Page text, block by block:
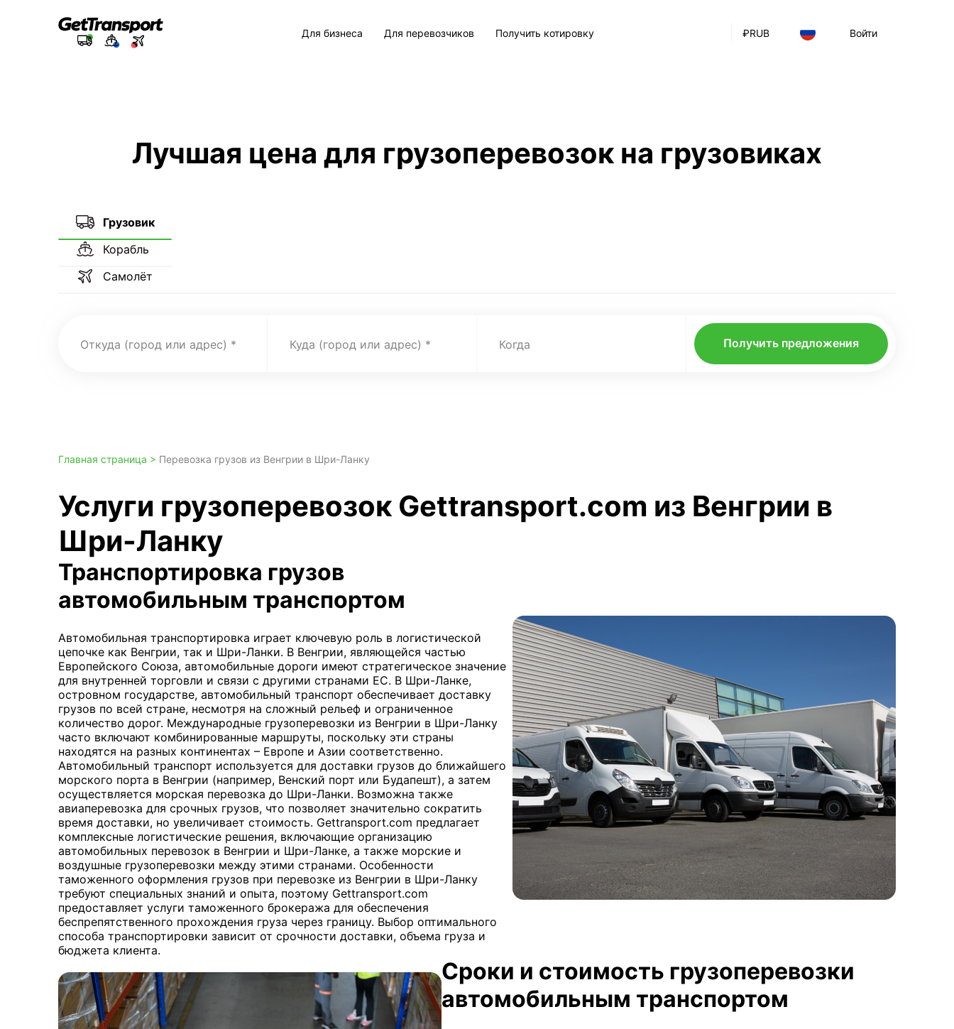
₽RUB Войти
Для бизнеса Для перевозчиков Получить котировку
Лучшая цена для грузоперевозок на грузовиках
Грузовик
Корабль
Самолёт
Откуда (город или адрес) Куда (город или адрес) Когда Получить предложения
Главная страница > Перевозка грузов из Венгрии в Шри-Ланку
Услуги грузоперевозок Gettransport.com из Венгрии в
Шри-Ланку
Транспортировка грузов
автомобильным транспортом
Автомобильная транспортировка играет ключевую роль в логистической
цепочке как Венгрии, так и Шри-Ланки. В Венгрии, являющейся частью
Европейского Союза, автомобильные дороги имеют стратегическое значение
для внутренней торговли и связи с другими странами ЕС. В Шри-Ланке,
островном государстве, автомобильный транспорт обеспечивает доставку
грузов по всей стране, несмотря на сложный рельеф и ограниченное
количество дорог. Международные грузоперевозки из Венгрии в Шри-Ланку
часто включают комбинированные маршруты, поскольку эти страны
находятся на разных континентах – Европе и Азии соответственно.
Автомобильный транспорт используется для доставки грузов до ближайшего
морского порта в Венгрии (например, Венский порт или Будапешт), а затем
осуществляется морская перевозка до Шри-Ланки. Возможна также
авиаперевозка для срочных грузов, что позволяет значительно сократить
время доставки, но увеличивает стоимость. Gettransport.com предлагает
комплексные логистические решения, включающие организацию
автомобильных перевозок в Венгрии и Шри-Ланке, а также морские и
воздушные грузоперевозки между этими странами. Особенности
таможенного оформления грузов при перевозке из Венгрии в Шри-Ланку
требуют специальных знаний и опыта, поэтому Gettransport.com
предоставляет услуги таможенного брокеража для обеспечения
беспрепятственного прохождения груза через границу. Выбор оптимального
способа транспортировки зависит от срочности доставки, объема груза и
бюджета клиента.
Сроки и стоимость грузоперевозки
автомобильным транспортом